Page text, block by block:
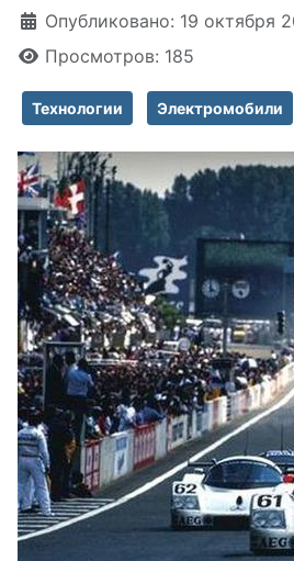
Информация о материале
Опубликовано: 19 октября
Просмотров: 185
Технологии Электромобили